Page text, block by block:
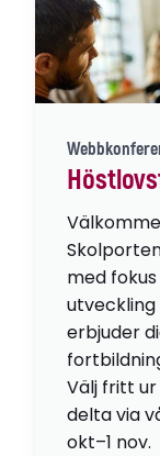
med
utveckling
erbjuder
Välj fritt
delta via
okt–1 nov.